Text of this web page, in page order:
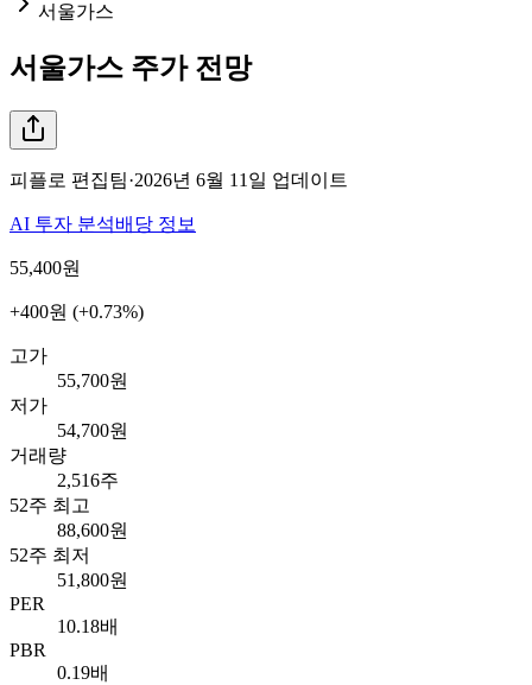
서울가스
서울가스 주가 전망
피플로 편집팀·2026년 6월 11일 업데이트
AI 투자 분석배당 정보
55,400원
+400원 (+0.73%)
고가
55,700원
저가
54,700원
거래량
2,516주
52주 최고
88,600원
52주 최저
51,800원
PER
10.18배
PBR
0.19배